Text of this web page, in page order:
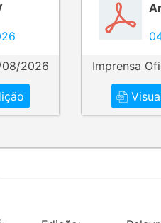
08/2026 Imprensa